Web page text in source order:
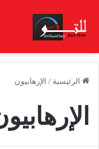
الرئيسية / الإرهابيون